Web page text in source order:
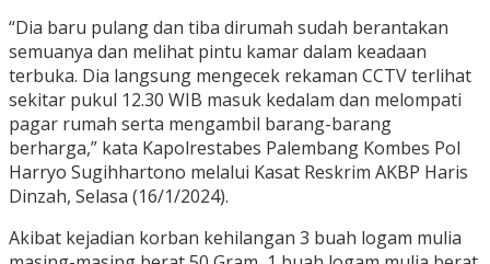
“Dia baru pulang dan tiba dirumah sudah berantakan
semuanya dan melihat pintu kamar dalam keadaan
terbuka. Dia langsung mengecek rekaman CCTV terlihat
sekitar pukul 12.30 WIB masuk kedalam dan melompati
pagar rumah serta mengambil barang-barang
berharga,” kata Kapolrestabes Palembang Kombes Pol
Harryo Sugihhartono melalui Kasat Reskrim AKBP Haris
Dinzah, Selasa (16/1/2024).
Akibat kejadian korban kehilangan 3 buah logam mulia